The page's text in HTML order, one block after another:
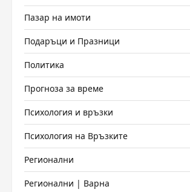
Пазар на имоти
Подаръци и Празници
Политика
Прогноза за време
Психология и връзки
Психология на Връзките
Регионални
Регионални | Варна